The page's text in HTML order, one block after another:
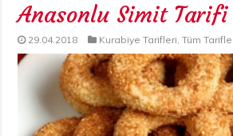
Anasonlu Simit Tarifi
29.04.2018 Kurabiye Tarifleri,Tüm